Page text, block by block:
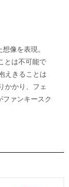
像を表現。
とは不可能で
えきることは
かかり、フェ
ァンキースク